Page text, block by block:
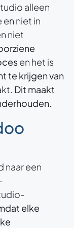
alleen
niet in
niet
en het is
te krijgen van
Dit maakt
naar een
elke